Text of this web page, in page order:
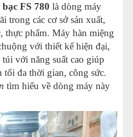
FS 780 là dòng máy
trong các cơ sở sản xuất,
thực phẩm. Máy hàn miệng
với thiết kế hiện đại,
với năng suất cao giúp
đa thời gian, công sức.
tìm hiểu về dòng máy này